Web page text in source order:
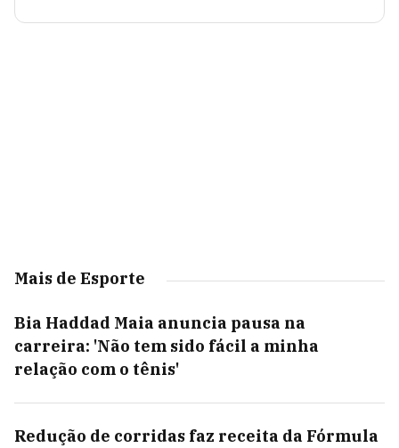
Mais de Esporte
Bia Haddad Maia anuncia pausa na
carreira: 'Não tem sido fácil a minha
relação com o tênis'
Redução de corridas faz receita da Fórmula